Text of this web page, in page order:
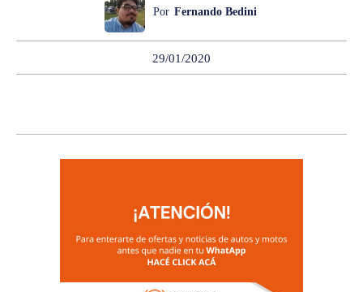
Por Fernando Bedini
29/01/2020